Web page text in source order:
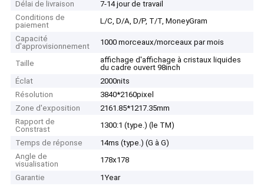
Délai de livraison
7-14 jour de travail
Conditions de
paiement
L/C, D/A, D/P, T/T, MoneyGram
Capacité
d'approvisionnement
1000 morceaux/morceaux par mois
Taille
affichage d'affichage à cristaux liquides
du cadre ouvert 98inch
Éclat
2000nits
Résolution
3840*2160pixel
Zone d'exposition
2161.85*1217.35mm
Rapport de
Constrast
1300:1 (type.) (le TM)
Temps de réponse
14ms (type.) (G à G)
Angle de
visualisation
178x178
Garantie
1Year